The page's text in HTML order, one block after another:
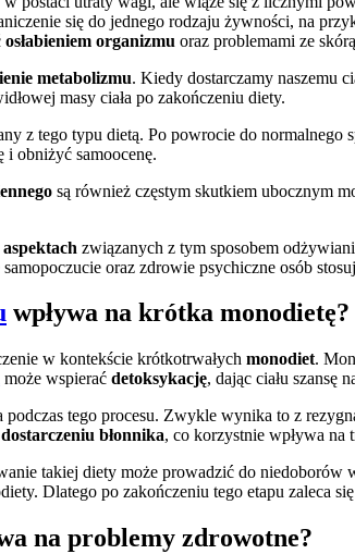
się do jednego rodzaju żywności, na
osłabieniem organizmu oraz problemami ze
metabolizmu. Kiedy dostarczamy naszemu
masy ciała po zakończeniu diety.
z tego typu dietą. Po powrocie do normalnego
obniżyć samoocenę.
są również częstym skutkiem ubocznym
związanych z tym sposobem
oraz zdrowie psychiczne osób
wpływa na krótka monodietę?
w kontekście krótkotrwałych monodiet.
może wspierać detoksykację, dając ciału szansę
podczas tego procesu. Zwykle wynika to z
błonnika, co korzystnie wpływa na
takiej diety może prowadzić do
Dlatego po zakończeniu tego etapu zaleca
na problemy zdrowotne?